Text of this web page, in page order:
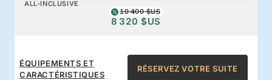
ALL-INCLUSIVE
10 400 $US
8 320 $US
ÉQUIPEMENTS ET
CARACTÉRISTIQUES
RÉSERVEZ VOTRE SUITE